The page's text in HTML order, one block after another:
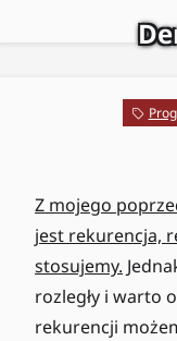
Z mojego
jest rekurencja,
stosujemy.
rozległy i warto
rekurencji